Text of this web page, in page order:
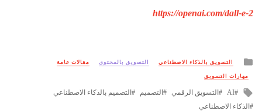
https://openai.com/dall-e-2
Posted
in
التسويق بالذكاء الاصطناعي التسويق بالمحتوى مقالات عامة
مهارات التسويق
Tagged
with
AI التسويق الرقمي التصميم
التصميم بالذكاء الاصطناعي
الذكاء الاصطناعي